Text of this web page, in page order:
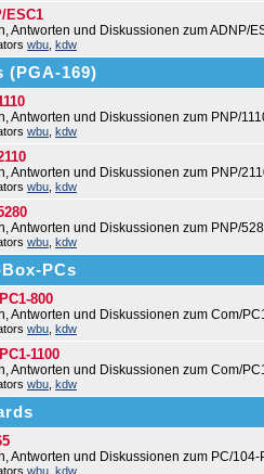
ESC1
Antworten und Diskussionen zum ADNP/
wbu kdw
(PGA-169)
Antworten und Diskussionen zum PNP/
wbu kdw
Antworten und Diskussionen zum PNP/
wbu kdw
Antworten und Diskussionen zum PNP/
wbu kdw
PCs
800
Antworten und Diskussionen zum Com/
wbu kdw
1100
Antworten und Diskussionen zum Com/
wbu kdw
Antworten und Diskussionen zum PC/
wbu kdw